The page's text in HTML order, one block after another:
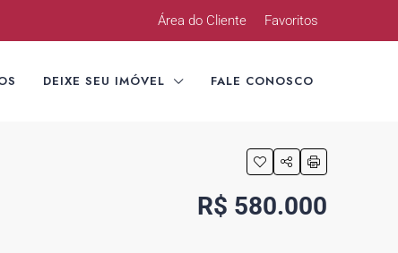
Área do Cliente Favoritos
DEIXE SEU IMÓVEL FALE CONOSCO
R$ 580.000